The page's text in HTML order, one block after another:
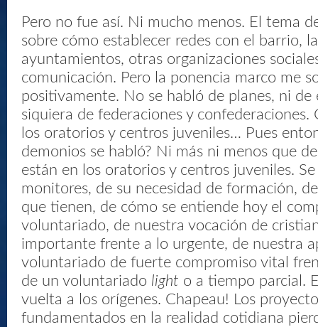
Pero no fue así. Ni mucho menos. El tema
sobre cómo establecer redes con el barrio,
ayuntamientos, otras organizaciones
comunicación. Pero la ponencia marco me
positivamente. No se habló de planes, ni
siquiera de federaciones y confederaciones.
los oratorios y centros juveniles… Pues
demonios se habló? Ni más ni menos que
están en los oratorios y centros juveniles.
monitores, de su necesidad de formación,
que tienen, de cómo se entiende hoy el
voluntariado, de nuestra vocación de
importante frente a lo urgente, de nuestra
voluntariado de fuerte compromiso vital
de un voluntariado light o a tiempo parcial.
vuelta a los orígenes. Chapeau! Los
fundamentados en la realidad cotidiana